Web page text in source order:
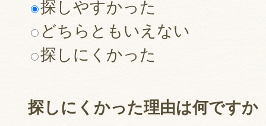
探しやすかった
どちらともいえない
探しにくかった
探しにくかった理由は何ですか